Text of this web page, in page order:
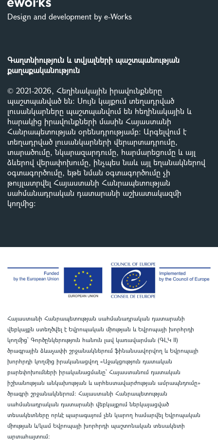
Design and development by e-Works
Գաղտնիություն և տվյալների պաշտպանության
քաղաքականություն
© 2021-2026, Հեղինակային իրավունքները
պաշտպանված են: Սույն կայքում տեղադրված
լուսանկարները պաշտպանվում են հեղինակային և
հարակից իրավունքների մասին Հայաստանի
Հանրապետության օրենսդրությամբ: Արգելվում է
տեղադրված լուսանկարների վերարտադրումը,
տարածումը, նկարազարդումը, հարմարեցումը և այլ
ձևերով վերափոխումը, ինչպես նաև այլ եղանակներով
օգտագործումը, եթե նման օգտագործումը չի
թույլատրվել Հայաստանի Հանրապետության
սահմանադրական դատարանի աշխատակազմի
կողմից:
Հայաստանի Հանրապետության սահմանադրական դատարանի
վեբկայքն ստեղծվել է Եվրոպական միության և Եվրոպայի խորհրդի
կողմից՝ Գործընկերություն հանուն լավ կառավարման (ԳԼԿ II)
ծրագրային ձևաչափի շրջանակներում ֆինանսավորվող և Եվրոպայի
խորհրդի կողմից իրականացվող «Աջակցություն դատական
բարեփոխումների իրականացմանը` Հայաստանում դատական
իշխանության անկախության և արհեստավարժության ամրապնդումը»
ծրագրի շրջանակներում: Հայաստանի Հանրապետության
սահմանադրական դատարանի վեբկայքում ներկայացված
տեսակետները որևէ պարագայում չեն կարող համարվել Եվրոպական
միության և/կամ Եվրոպայի խորհրդի պաշտոնական տեսակետի
արտահայտում: